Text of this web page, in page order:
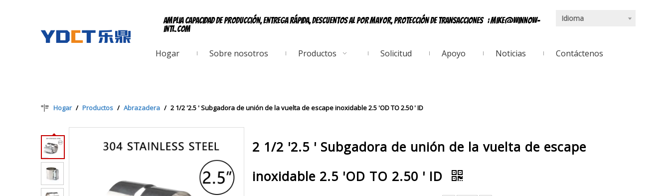
Amplia capacidad de producción, entrega rápida, descuentos al por mayor, protección de transacciones :mike@winnow-
intl.com
Idioma
Hogar Sobre nosotros Productos Solicitud Apoyo Noticias Contáctenos
Hogar / Productos / Abrazadera / 2 1/2 '2.5 ' Subgadora de unión de la vuelta de escape inoxidable 2.5 'OD TO 2.50 ' ID
2 1/2 '2.5 ' Subgadora de unión de la vuelta de escape
inoxidable 2.5 'OD TO 2.50 ' ID